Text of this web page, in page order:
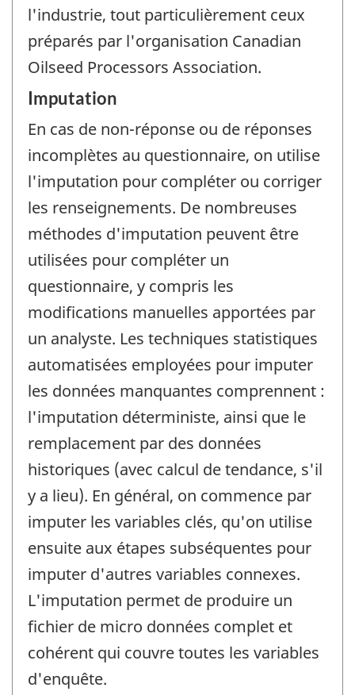
l'industrie, tout particulièrement ceux
préparés par l'organisation Canadian
Oilseed Processors Association.
Imputation
En cas de non-réponse ou de réponses
incomplètes au questionnaire, on utilise
l'imputation pour compléter ou corriger
les renseignements. De nombreuses
méthodes d'imputation peuvent être
utilisées pour compléter un
questionnaire, y compris les
modifications manuelles apportées par
un analyste. Les techniques statistiques
automatisées employées pour imputer
les données manquantes comprennent :
l'imputation déterministe, ainsi que le
remplacement par des données
historiques (avec calcul de tendance, s'il
y a lieu). En général, on commence par
imputer les variables clés, qu'on utilise
ensuite aux étapes subséquentes pour
imputer d'autres variables connexes.
L'imputation permet de produire un
fichier de micro données complet et
cohérent qui couvre toutes les variables
d'enquête.